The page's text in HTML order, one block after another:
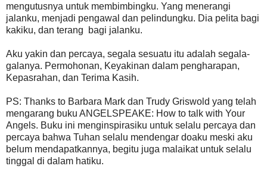
mengutusnya untuk membimbingku. Yang menerangi
jalanku, menjadi pengawal dan pelindungku. Dia pelita bagi
kakiku, dan terang bagi jalanku.
Aku yakin dan percaya, segala sesuatu itu adalah segala-
galanya. Permohonan, Keyakinan dalam pengharapan,
Kepasrahan, dan Terima Kasih.
PS: Thanks to Barbara Mark dan Trudy Griswold yang telah
mengarang buku ANGELSPEAKE: How to talk with Your
Angels. Buku ini menginspirasiku untuk selalu percaya dan
percaya bahwa Tuhan selalu mendengar doaku meski aku
belum mendapatkannya, begitu juga malaikat untuk selalu
tinggal di dalam hatiku.